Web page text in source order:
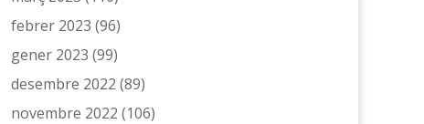
febrer 2023 (96)
gener 2023 (99)
desembre 2022 (89)
novembre 2022 (106)